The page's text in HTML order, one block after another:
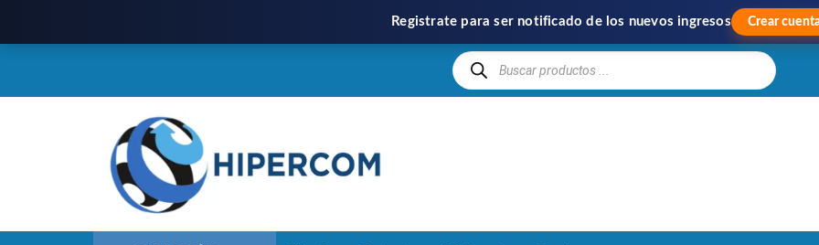
Registrate para ser notificado de los nuevos ingresos Crear